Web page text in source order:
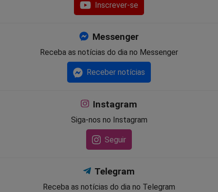
Inscrever-se
Messenger
Receba as notícias do dia no Messenger
Receber notícias
Instagram
Siga-nos no Instagram
Seguir
Telegram
Receba as notícias do dia no Telegram